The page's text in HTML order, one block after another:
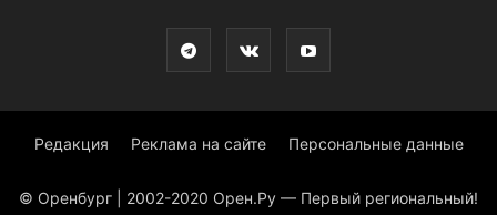
Редакция Реклама на сайте Персональные данные
© Оренбург | 2002-2020 Орен.Ру — Первый региональный!